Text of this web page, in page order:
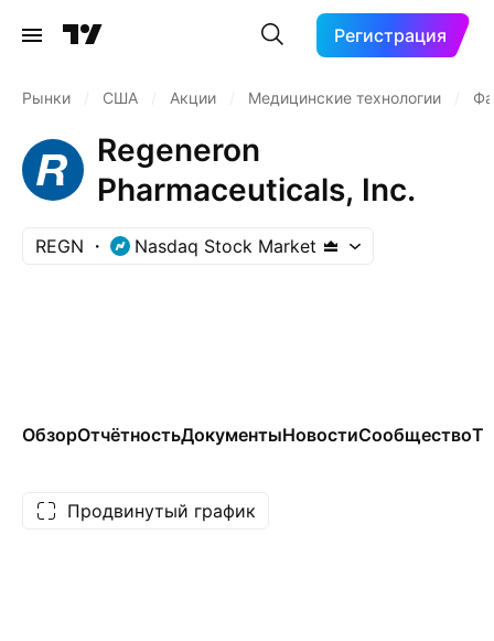
Регистрация
Рынки США Акции Медицинские технологии
Regeneron
Pharmaceuticals, Inc.
REGN Nasdaq Stock Market
ОбзорОтчётностьДокументыНовостиСообщество
Продвинутый график